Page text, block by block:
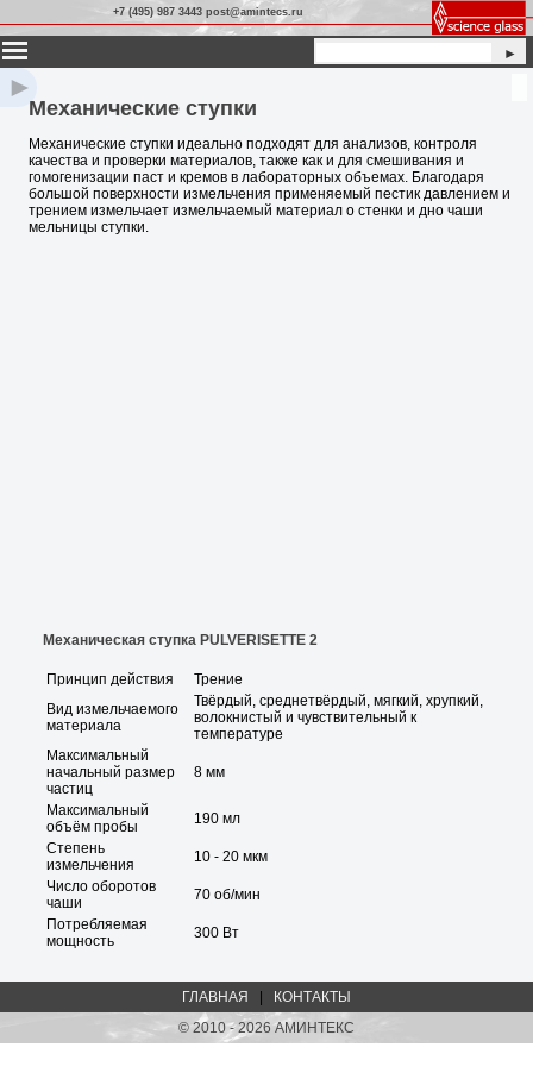
+7 (495) 987 3443 post@amintecs.ru
►
►
Механические ступки
Механические ступки идеально подходят для анализов, контроля
качества и проверки материалов, также как и для смешивания и
гомогенизации паст и кремов в лабораторных объемах. Благодаря
большой поверхности измельчения применяемый пестик давлением и
трением измельчает измельчаемый материал о стенки и дно чаши
мельницы ступки.
Механическая ступка PULVERISETTE 2
Принцип действия
Трение
Вид измельчаемого
материала
Твёрдый, среднетвёрдый, мягкий, хрупкий,
волокнистый и чувствительный к
температуре
Максимальный
начальный размер
частиц
8 мм
Максимальный
объём пробы
190 мл
Степень
измельчения
10 - 20 мкм
Число оборотов
чаши
70 об/мин
Потребляемая
мощность
300 Вт
ГЛАВНАЯ |
КОНТАКТЫ
© 2010 - 2026 АМИНТЕКС